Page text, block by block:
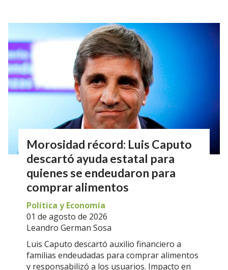
Morosidad récord: Luis Caputo
descartó ayuda estatal para
quienes se endeudaron para
comprar alimentos
Leandro German Sosa
Política y Economía
01 de agosto de 2026
Luis Caputo descartó auxilio financiero a
familias endeudadas para comprar alimentos
y responsabilizó a los usuarios. Impacto en